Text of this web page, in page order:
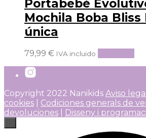
Portabebè
Mochila Boba Bliss
única
79,99 € IVA incluido
Copyright 2022 Nanikids Aviso legal
cookies
Codiciones generals de
devoluciones
Disseny i